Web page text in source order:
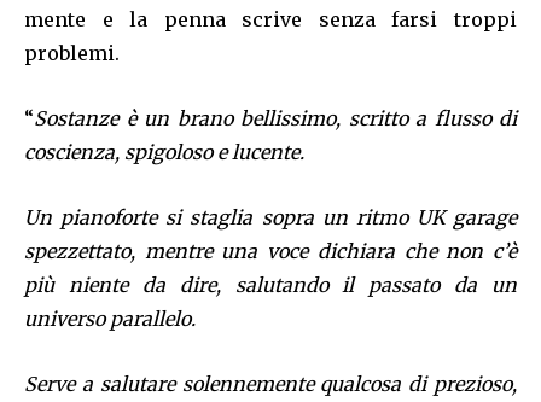
mente e la penna scrive senza farsi troppi
problemi.
“Sostanze è un brano bellissimo, scritto a flusso di
coscienza, spigoloso e lucente.
Un pianoforte si staglia sopra un ritmo UK garage
spezzettato, mentre una voce dichiara che non c’è
più niente da dire, salutando il passato da un
universo parallelo.
Serve a salutare solennemente qualcosa di prezioso,